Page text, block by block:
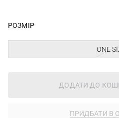
РОЗМІР
ONE
ДОДАТИ ДО
ПРИДБАТИ В